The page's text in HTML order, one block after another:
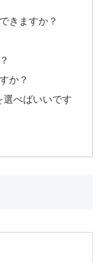
きますか？
か？
べばいいです